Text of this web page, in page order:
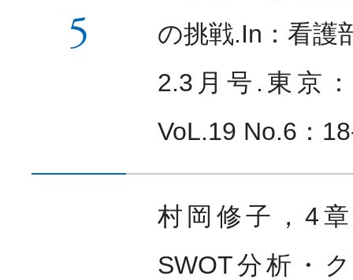
5
の挑戦.In：看護
2.3月号.東京
VoL.19 No.6：
村岡修子，4
SWOT分析・